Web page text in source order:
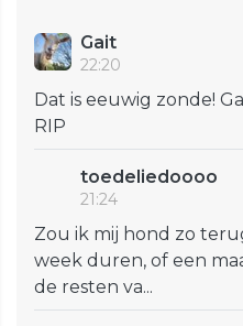
Gait
22:20
Dat is eeuwig zonde!
RIP
toedeliedoooo
21:24
Zou ik mij hond zo
week duren, of een
de resten va...